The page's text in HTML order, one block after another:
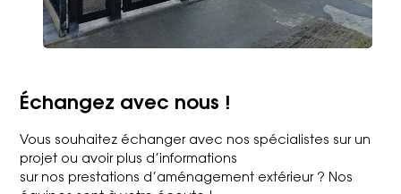
Échangez avec nous !
Vous souhaitez échanger avec nos spécialistes sur un
projet ou avoir plus d’informations
sur nos prestations d’aménagement extérieur ? Nos